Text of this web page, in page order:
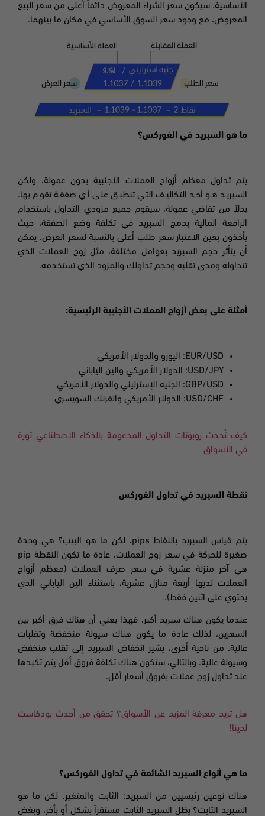
الأساسية. سيكون سعر الشراء المعروض دائماً أعلى من سعر البيع
المعروض، مع وجود سعر السوق الأساسي في مكان ما بينهما.
ما هو السبريد في الفوركس؟
يتم تداول معظم أزواج العملات الأجنبية بدون عمولة، ولكن
السبريد هو أحد التكاليف التي تنطبق على أي صفقة تقوم بها.
بدلاً من تقاضي عمولة، سيقوم جميع مزودي التداول باستخدام
الرافعة المالية بدمج السبريد في تكلفة وضع الصفقة، حيث
يأخذون بعين الاعتبار سعر طلب أعلى بالنسبة لسعر العرض. يمكن
أن يتأثر حجم السبريد بعوامل مختلفة، مثل زوج العملات الذي
تتداوله ومدى تقلبه وحجم تداولك والمزود الذي تستخدمه.
أمثلة على بعض أزواج العملات الأجنبية الرئيسية:
EUR/USD : اليورو والدولار الأمريكي
USD/JPY: الدولار الأمريكي والين الياباني
GBP/USD: الجنيه الإسترليني والدولار الأمريكي
USD/CHF: الدولار الأمريكي والفرنك السويسري
كيف تُحدث روبوتات التداول المدعومة بالذكاء الاصطناعي ثورة
في الأسواق
نقطة السبريد في تداول الفوركس
يتم قياس السبريد بالنقاط pips، لكن ما هو البيب؟ هي وحدة
صغيرة للحركة في سعر زوج العملات، عادة ما تكون النقطة pip
هي آخر منزلة عشرية في سعر صرف العملات (معظم أزواج
العملات لديها أربعة منازل عشرية، باستثناء الين الياباني الذي
يحتوي على اثنين فقط).
عندما يكون هناك سبريد أكبر، فهذا يعني أن هناك فرق أكبر بين
السعرين، لذلك عادة ما يكون هناك سيولة منخفضة وتقلبات
عالية. من ناحية أخرى، يشير انخفاض السبريد إلى تقلب منخفض
وسيولة عالية. وبالتالي، ستكون هناك تكلفة فروق أقل يتم تكبدها
عند تداول زوج عملات بفروق أسعار أقل.
هل تريد معرفة المزيد عن الأسواق؟ تحقق من أحدث بودكاست
لدينا!
ما هي أنواع السبريد الشائعة في تداول الفوركس؟
هناك نوعين رئيسيين من السبريد: الثابت والمتغير. لكن ما هو
السبريد الثابت؟ يظل السبريد الثابت مستقراً بشكل أو بأخر، وبغض